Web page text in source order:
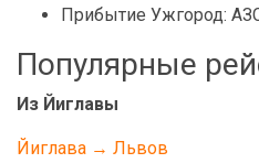
Прибытие Ужгород: АЗС
Популярные
Из Йиглавы
Йиглава → Львов